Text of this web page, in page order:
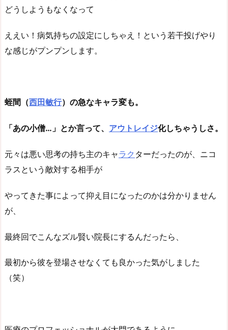
どうしようもなくなって
ええい！病気持ちの設定にしちゃえ！という若干投げやり
な感じがプンプンします。
蛭間（西田敏行）の急なキャラ変も。
「あの小僧…」とか言って、 アウトレイジ化しちゃうしさ。
元々は悪い思考の持ち主のキャラク ターだったのが、ニコ
ラスという敵対する相手が
やってきた事によって抑え目になったのかは分かりません
が、
最終回でこんなズル賢い院長にするんだったら、
最初から彼を登場させなくても良かった気がしました
（笑）